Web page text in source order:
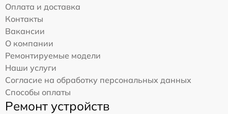
Оплата и доставка
Контакты
Вакансии
О компании
Ремонтируемые модели
Наши услуги
Согласие на обработку персональных данных
Способы оплаты
Ремонт устройств